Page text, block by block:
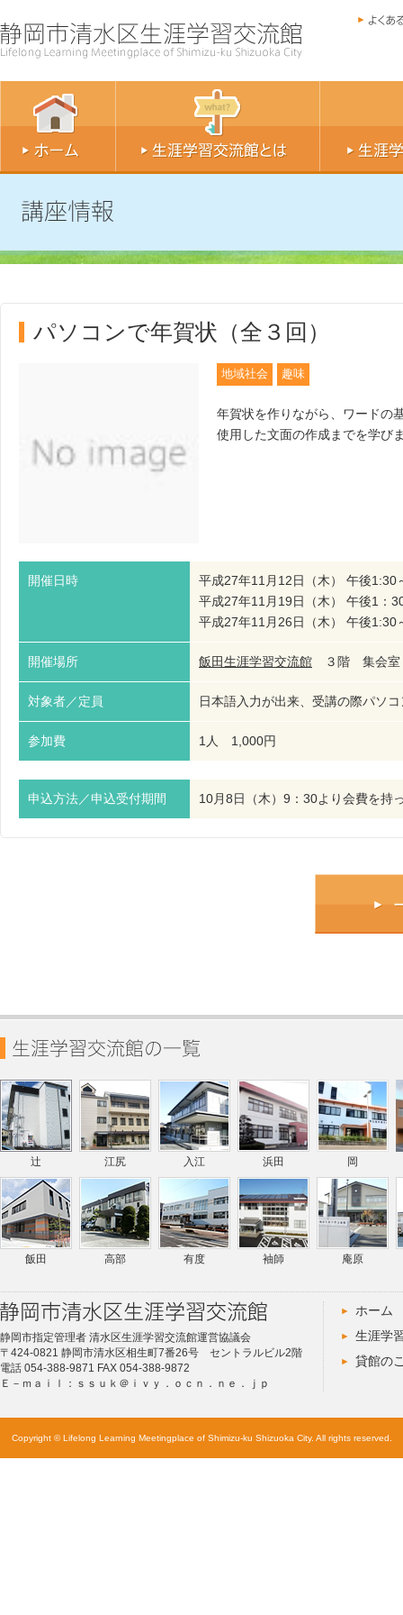
パソコンで年賀状（全３回）
地域社会 趣味
年賀状を作りながら、ワードの
使用した文面の作成までを学び
開催日時
平成27年11月12日（木） 午後1:30
平成27年11月19日（木） 午後1
平成27年11月26日（木） 午後1:30
開催場所 飯田生涯学習交流館 ３階 集会
対象者／定員 日本語入力が出来、受講の際パソ
参加費 1人 1,000円
申込方法／申込受付期間 10月8日（木）9：30より会費を持
辻 江尻 入江 浜田 岡
飯田 高部 有度 袖師 庵原
静岡市指定管理者 清水区生涯学習交流館運営協議会
〒424-0821 静岡市清水区相生町7番26号 セントラルビル2階
電話 054-388-9871 FAX 054-388-9872
Ｅ－ｍａｉｌ：ｓｓｕｋ＠ｉｖｙ．ｏｃｎ．ｎｅ．ｊｐ
ホーム
生涯学
貸館の
Copyright © Lifelong Learning Meetingplace of Shimizu-ku Shizuoka City. All rights reserved.